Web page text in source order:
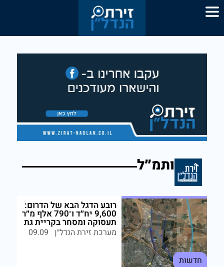
ותמ״ל
חדשות
רובע הדגל הבא של הדרום:
9,600 יח״ד ו־790 אלף מ״ר
תעסוקה ומסחר בקריית גת
מערכת זירת הנדל״ן 09.09